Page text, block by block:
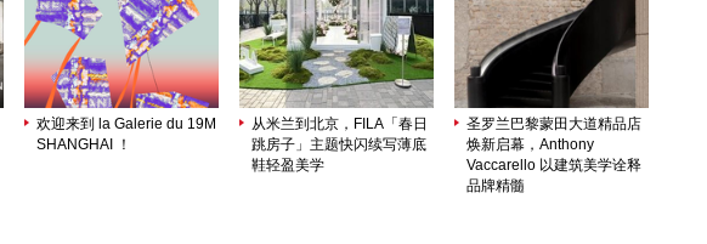
欢迎来到 la Galerie du 19M
SHANGHAI ！
从米兰到北京，FILA「春日
跳房子」主题快闪续写薄底
鞋轻盈美学
圣罗兰巴黎蒙田大道精品店
焕新启幕，Anthony
Vaccarello 以建筑美学诠释
品牌精髓